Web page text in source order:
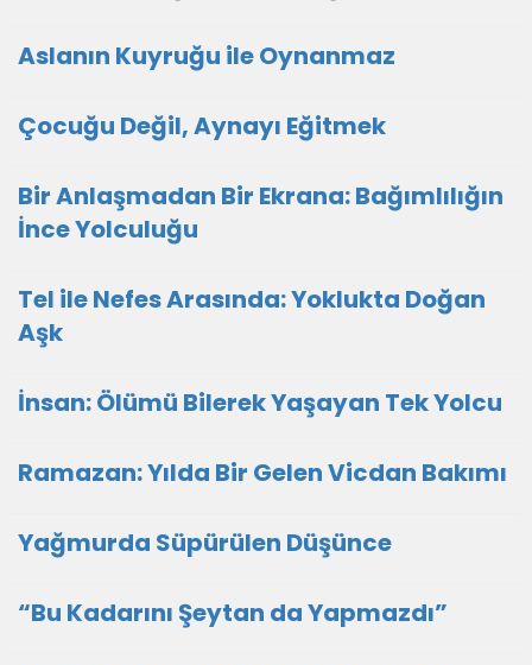
Aslanın Kuyruğu ile Oynanmaz
Çocuğu Değil, Aynayı Eğitmek
Bir Anlaşmadan Bir Ekrana: Bağımlılığın
İnce Yolculuğu
Tel ile Nefes Arasında: Yoklukta Doğan
Aşk
İnsan: Ölümü Bilerek Yaşayan Tek Yolcu
Ramazan: Yılda Bir Gelen Vicdan Bakımı
Yağmurda Süpürülen Düşünce
“Bu Kadarını Şeytan da Yapmazdı”